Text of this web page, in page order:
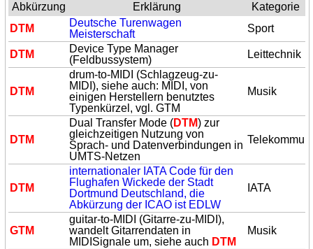
Abkürzung Erklärung
Kategorie
DTM
Deutsche Turenwagen
Meisterschaft
Sport
DTM
Device Type Manager
(Feldbussystem)
Leittechnik
DTM
drum-to-MIDI (Schlagzeug-zu-
MIDI), siehe auch: MIDI, von
einigen Herstellern benutztes
Typenkürzel, vgl. GTM
Musik
DTM
Dual Transfer Mode (DTM) zur
gleichzeitigen Nutzung von
Sprach- und Datenverbindungen in
UMTS-Netzen
DTM
internationaler IATA Code für den
Flughafen Wickede der Stadt
Dortmund Deutschland, die
Abkürzung der ICAO ist EDLW
IATA
GTM
guitar-to-MIDI (Gitarre-zu-MIDI),
wandelt Gitarrendaten in
MIDISignale um, siehe auch DTM
Musik